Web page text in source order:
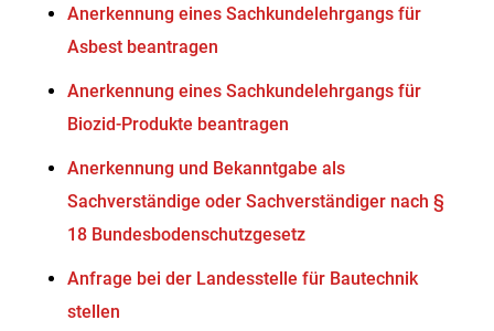
Anerkennung eines Sachkundelehrgangs für
Asbest beantragen
Anerkennung eines Sachkundelehrgangs für
Biozid-Produkte beantragen
Anerkennung und Bekanntgabe als
Sachverständige oder Sachverständiger nach §
18 Bundesbodenschutzgesetz
Anfrage bei der Landesstelle für Bautechnik
stellen